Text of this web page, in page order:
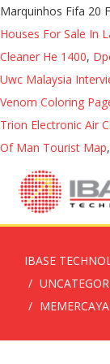
Marquinhos Fifa 20
Houses For Sale In
Cleaner He 1400,
Uwc Malaysia
Venom Coloring
Trion Electronic Air
Of Man Tourist Map,
IBASE